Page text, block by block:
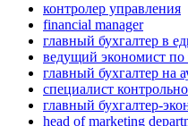
контролер управления
financial manager
главный бухгалтер в
ведущий экономист по
главный бухгалтер на
специалист
главный бухгалтер-
head of marketing